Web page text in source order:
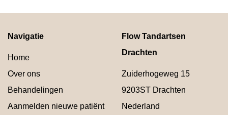
Navigatie
Home
Over ons
Behandelingen
Aanmelden nieuwe patiënt
Flow Tandartsen
Drachten
Zuiderhogeweg 15
9203ST Drachten
Nederland